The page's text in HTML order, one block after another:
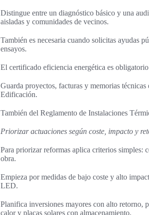
Distingue entre un diagnóstico básico y una
aisladas y comunidades de vecinos.
También es necesaria cuando solicitas ayudas
ensayos.
El certificado eficiencia energética es
Guarda proyectos, facturas y memorias
Edificación.
También del Reglamento de Instalaciones
Priorizar actuaciones según coste, impacto y
Para priorizar reformas aplica criterios simples:
obra.
Empieza por medidas de bajo coste y alto
LED.
Planifica inversiones mayores con alto retorno,
calor y placas solares con almacenamiento.